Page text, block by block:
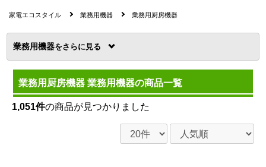
家電エコスタイル 業務用機器 業務用厨房機器
業務用機器を
業務用厨房機器 業務用機器の商品一覧
1,051件の商品が見つかりました